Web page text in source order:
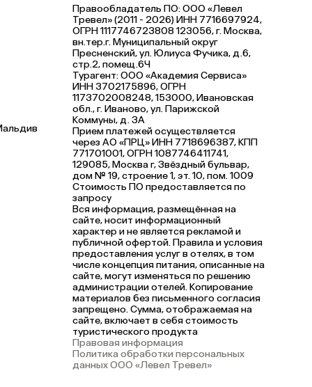
Правообладатель ПО: ООО «Левел
Тревел» (2011 - 2026) ИНН 7716697924,
ОГРН 1117746723808 123056, г. Москва,
вн.тер.г. Муниципальный округ
Пресненский, ул. Юлиуса Фучика, д.6,
стр.2, помещ.6Ч
Турагент: ООО «Академия Сервиса»
ИНН 3702175896, ОГРН
1173702008248, 153000, Ивановская
обл., г. Иваново, ул. Парижской
Коммуны, д. ЗА
Прием платежей осуществляется
через АО «ПРЦ» ИНН 7718696387, КПП
771701001, ОГРН 1087746411741,
129085, Москва г, Звёздный бульвар,
дом № 19, строение 1, эт. 10, пом. 1009
Стоимость ПО предоставляется по
запросу
Вся информация, размещённая на
сайте, носит информационный
характер и не является рекламой и
публичной офертой. Правила и условия
предоставления услуг в отелях, в том
числе концепция питания, описанные на
сайте, могут изменяться по решению
администрации отелей. Копирование
материалов без письменного согласия
запрещено. Сумма, отображаемая на
сайте, включает в себя стоимость
туристического продукта
Правовая информация
Политика обработки персональных
данных ООО «Левел Тревел»